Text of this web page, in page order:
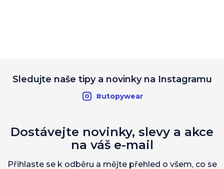
Sledujte naše tipy a novinky na Instagramu
#utopywear
Dostávejte novinky, slevy a akce
na váš e-mail
Přihlaste se k odběru a mějte přehled o všem, co se